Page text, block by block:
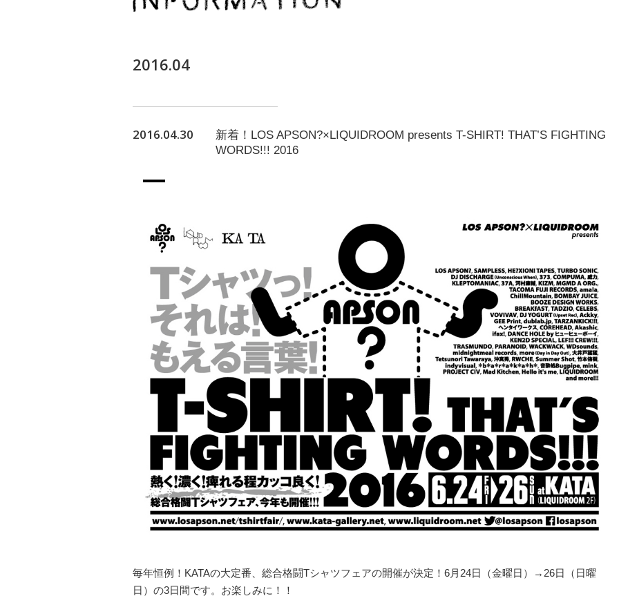
2016.04
2016.04.30
新着！LOS APSON?×LIQUIDROOM presents T-SHIRT! THAT’S FIGHTING
WORDS!!! 2016
毎年恒例！KATAの大定番、総合格闘Tシャツフェアの開催が決定！6月24日（金曜日）→26日（日曜
日）の3日間です。お楽しみに！！